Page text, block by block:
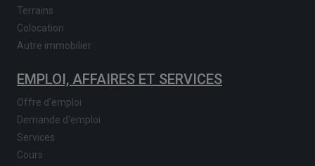
Terrains
Colocation
Autre immobilier
EMPLOI, AFFAIRES ET SERVICES
Offre d'emploi
Demande d'emploi
Services
Cours